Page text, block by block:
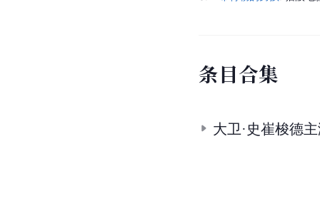
条目合集
大卫·史崔梭德